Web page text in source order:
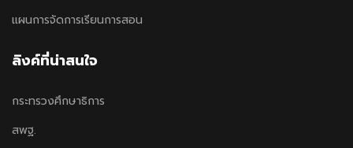
แผนการจัดการเรียนการสอน
ลิงค์ที่น่าสนใจ
กระทรวงศึกษาธิการ
สพฐ.